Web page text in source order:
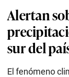
Alertan
sur del
El fenómeno